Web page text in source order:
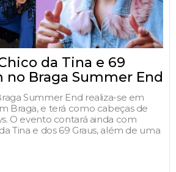
da Tina e 69
no Braga Summer End
Summer End realiza-se em
Braga, e terá como cabeças de
O evento contará ainda com
Tina e dos 69 Graus, além de uma